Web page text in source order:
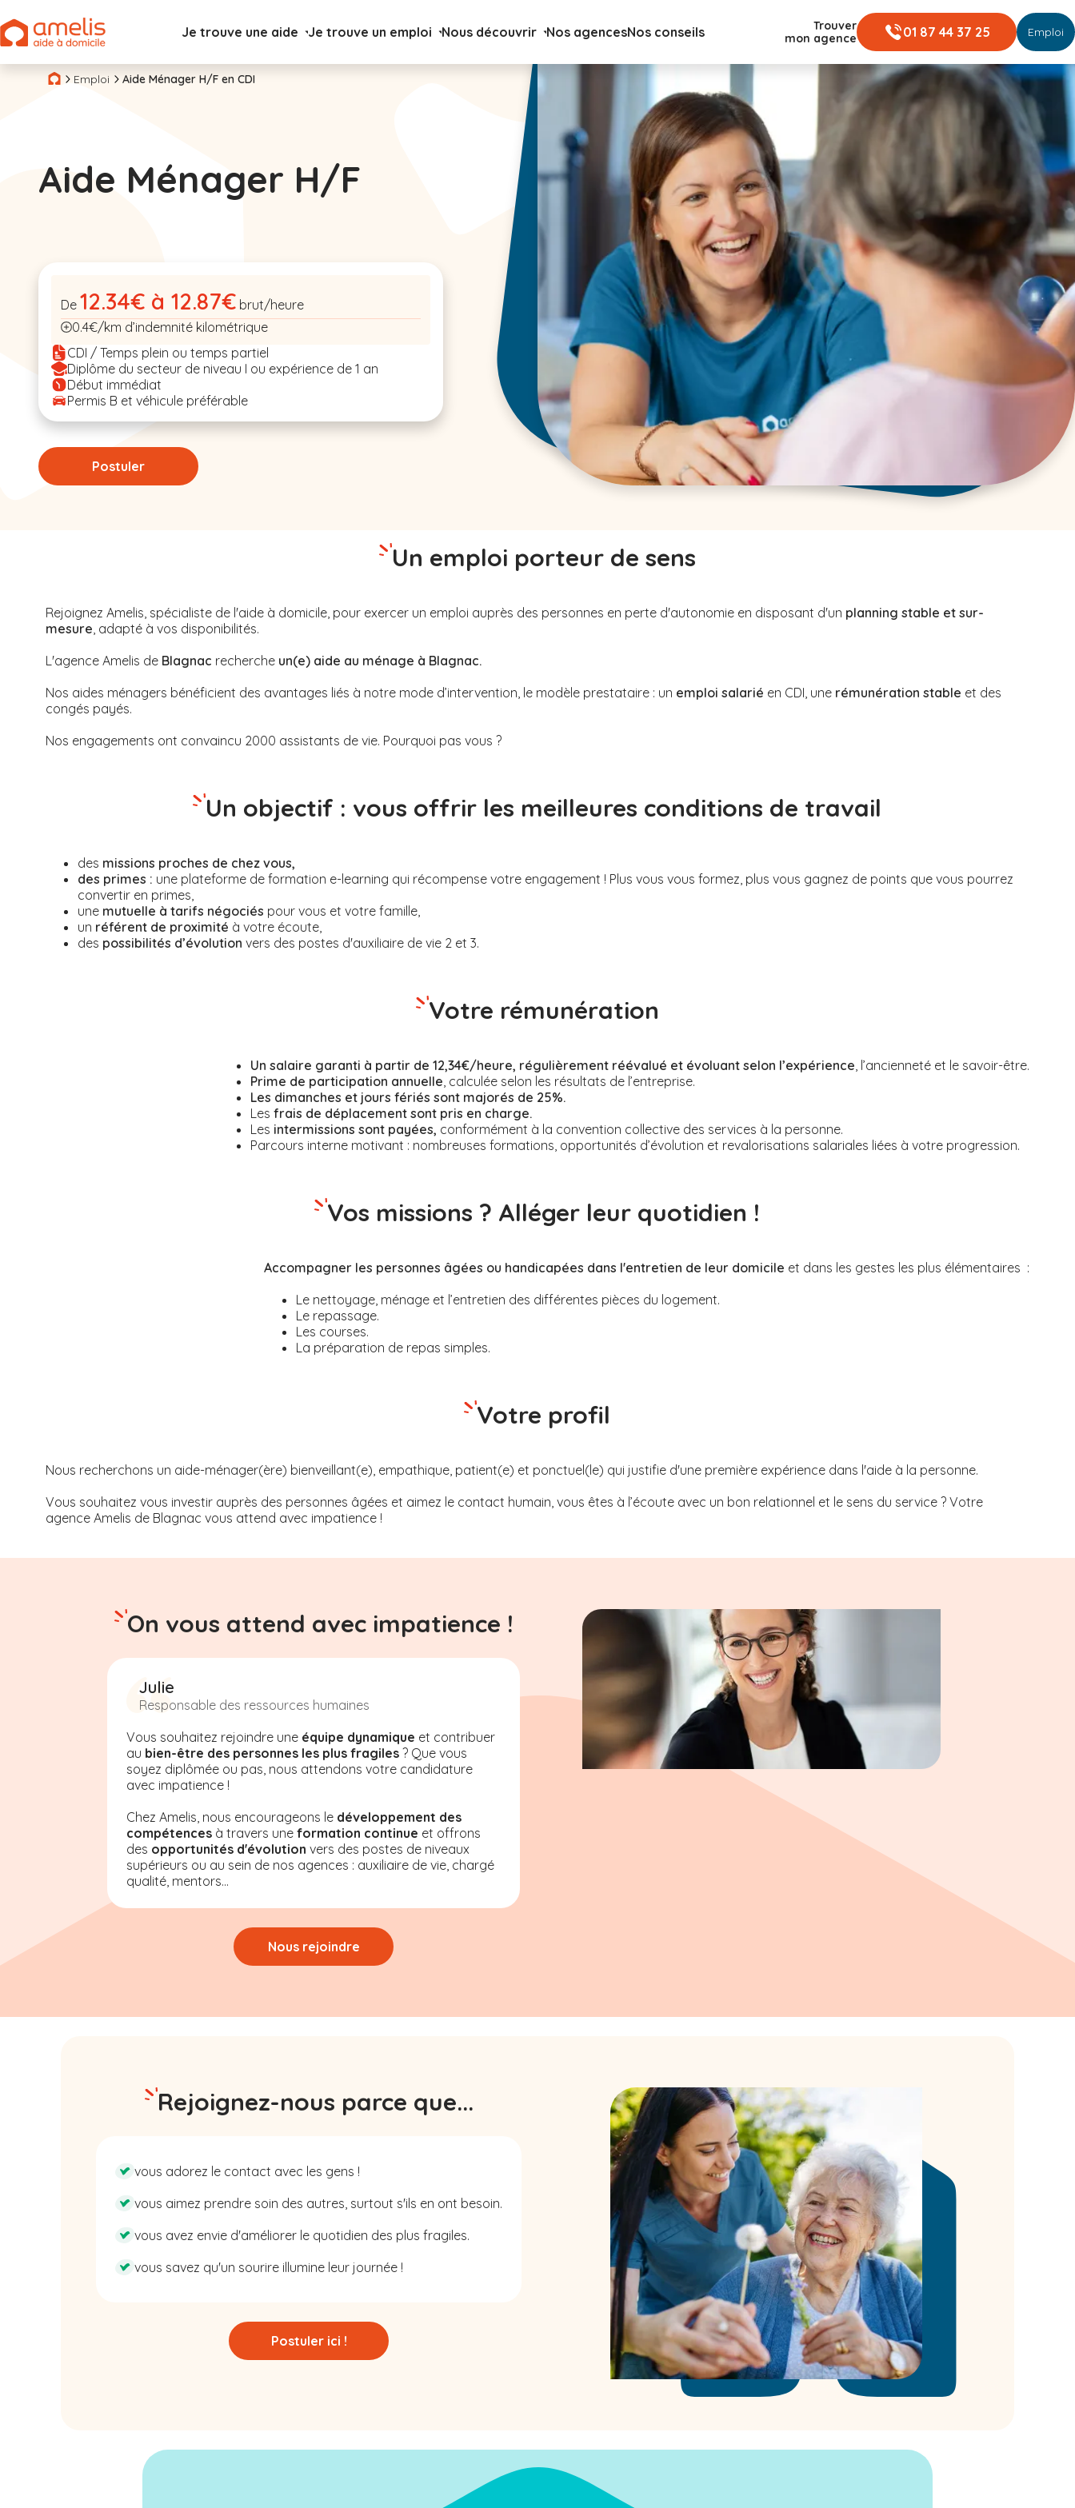
Je trouve une aide Je trouve un emploi Nous découvrir Nos agencesNos conseils
Trouver
mon agence
01 87 44 37 25 Emploi
Emploi Aide Ménager H/F en CDI
Aide Ménager H/F
De 12.34€ à 12.87€ brut/heure
0.4€/km d’indemnité kilométrique
CDI / Temps plein ou temps partiel
Diplôme du secteur de niveau I ou expérience de 1 an
Début immédiat
Permis B et véhicule préférable
Postuler
Un emploi porteur de sens
Rejoignez Amelis, spécialiste de l'aide à domicile, pour exercer un emploi auprès des personnes en perte d'autonomie en disposant d'un planning stable et sur-
mesure, adapté à vos disponibilités.
L'agence Amelis de Blagnac recherche un(e) aide au ménage à Blagnac.
Nos aides ménagers bénéficient des avantages liés à notre mode d’intervention, le modèle prestataire : un emploi salarié en CDI, une rémunération stable et des
congés payés.
Nos engagements ont convaincu 2000 assistants de vie. Pourquoi pas vous ?
Un objectif : vous offrir les meilleures conditions de travail
des missions proches de chez vous,
des primes : une plateforme de formation e-learning qui récompense votre engagement ! Plus vous vous formez, plus vous gagnez de points que vous pourrez
convertir en primes,
une mutuelle à tarifs négociés pour vous et votre famille,
un référent de proximité à votre écoute,
des possibilités d’évolution vers des postes d'auxiliaire de vie 2 et 3.
Votre rémunération
Un salaire garanti à partir de 12,34€/heure, régulièrement réévalué et évoluant selon l’expérience, l’ancienneté et le savoir-être.
Prime de participation annuelle, calculée selon les résultats de l’entreprise.
Les dimanches et jours fériés sont majorés de 25%.
Les frais de déplacement sont pris en charge.
Les intermissions sont payées, conformément à la convention collective des services à la personne.
Parcours interne motivant : nombreuses formations, opportunités d’évolution et revalorisations salariales liées à votre progression.
Vos missions ? Alléger leur quotidien !
Accompagner les personnes âgées ou handicapées dans l'entretien de leur domicile et dans les gestes les plus élémentaires :
Le nettoyage, ménage et l’entretien des différentes pièces du logement.
Le repassage.
Les courses.
La préparation de repas simples.
Votre profil
Nous recherchons un aide-ménager(ère) bienveillant(e), empathique, patient(e) et ponctuel(le) qui justifie d'une première expérience dans l'aide à la personne.
Vous souhaitez vous investir auprès des personnes âgées et aimez le contact humain, vous êtes à l’écoute avec un bon relationnel et le sens du service ? Votre
agence Amelis de Blagnac vous attend avec impatience !
On vous attend avec impatience !
Julie
Responsable des ressources humaines
Vous souhaitez rejoindre une équipe dynamique et contribuer
au bien-être des personnes les plus fragiles ? Que vous
soyez diplômée ou pas, nous attendons votre candidature
avec impatience !
Chez Amelis, nous encourageons le développement des
compétences à travers une formation continue et offrons
des opportunités d'évolution vers des postes de niveaux
supérieurs ou au sein de nos agences : auxiliaire de vie, chargé
qualité, mentors...
Nous rejoindre
Rejoignez-nous parce que...
vous adorez le contact avec les gens !
vous aimez prendre soin des autres, surtout s'ils en ont besoin.
vous avez envie d'améliorer le quotidien des plus fragiles.
vous savez qu'un sourire illumine leur journée !
Postuler ici !